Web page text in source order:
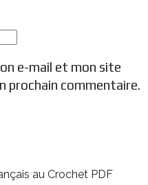
e-mail et mon site
prochain commentaire.